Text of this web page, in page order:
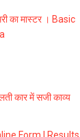
का मास्टर । Basic
कार में सजी काव्य